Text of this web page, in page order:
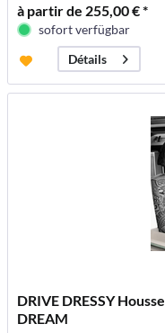
à partir de 255,00 € *
sofort verfügbar
Détails
DRIVE DRESSY
DREAM